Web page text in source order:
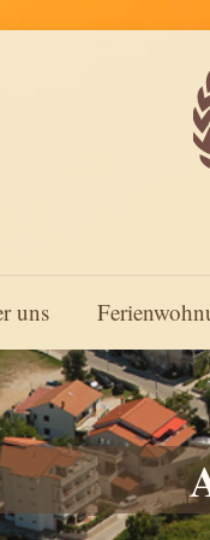
uns